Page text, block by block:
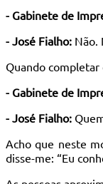
- Gabinete de
- José Fialho: Não.
Quando completar
- Gabinete de
- José Fialho:
Acho que neste
disse-me: “Eu